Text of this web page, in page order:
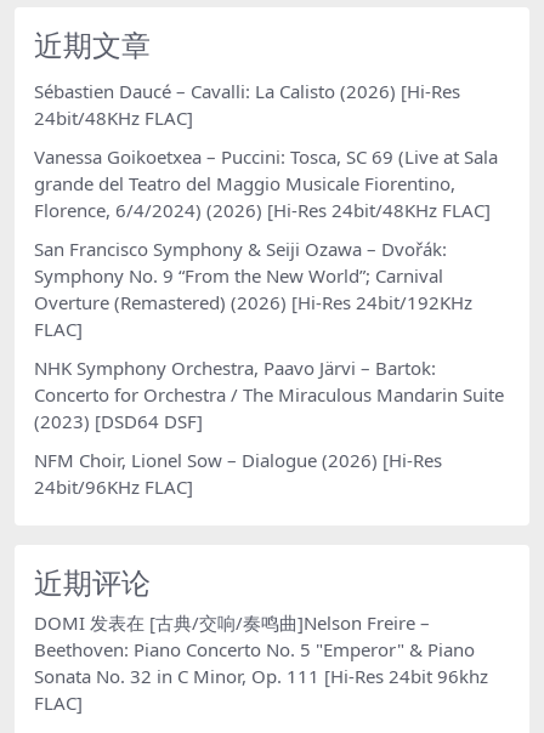
近期文章
Sébastien Daucé – Cavalli: La Calisto (2026) [Hi-Res
24bit/48KHz FLAC]
Vanessa Goikoetxea – Puccini: Tosca, SC 69 (Live at Sala
grande del Teatro del Maggio Musicale Fiorentino,
Florence, 6/4/2024) (2026) [Hi-Res 24bit/48KHz FLAC]
San Francisco Symphony & Seiji Ozawa – Dvořák:
Symphony No. 9 “From the New World”; Carnival
Overture (Remastered) (2026) [Hi-Res 24bit/192KHz
FLAC]
NHK Symphony Orchestra, Paavo Järvi – Bartok:
Concerto for Orchestra / The Miraculous Mandarin Suite
(2023) [DSD64 DSF]
NFM Choir, Lionel Sow – Dialogue (2026) [Hi-Res
24bit/96KHz FLAC]
近期评论
DOMI 发表在 [古典/交响/奏鸣曲]Nelson Freire –
Beethoven: Piano Concerto No. 5 "Emperor" & Piano
Sonata No. 32 in C Minor, Op. 111 [Hi-Res 24bit 96khz
FLAC]